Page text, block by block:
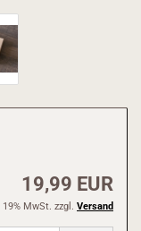
19,99 EUR
MwSt. zzgl. Versand